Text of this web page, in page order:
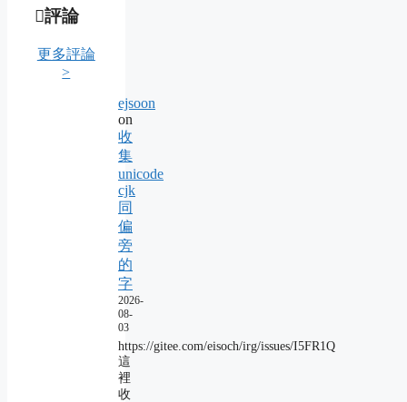
評論
更多評論
>
ejsoon
on
收
集
unicode
cjk
同
偏
旁
的
字
2026-
08-
03
https://gitee.com/eisoch/irg/issues/I5FR1Q
這
裡
收